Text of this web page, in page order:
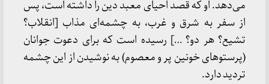
می‌دهد. او که قصد احیای معبد دین را داشته است، پس
از سفر به شرق و غرب، به چشمه‌ای مذاب [انقلاب؟
تشیع؟ هر دو؟ …] رسیده است که برای دعوت جوانان
(پرستوهای خونین پر و معصوم) به نوشیدن از این چشمه
تردید دارد.